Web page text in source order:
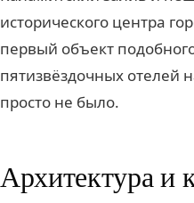
исторического центра
первый объект
пятизвёздочных отелей
просто не было.
Архитектура и